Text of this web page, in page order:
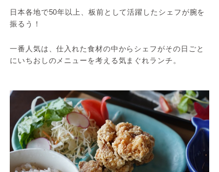
日本各地で50年以上、板前として活躍したシェフが腕を
振るう！
一番人気は、仕入れた食材の中からシェフがその日ごと
にいちおしのメニューを考える気まぐれランチ。